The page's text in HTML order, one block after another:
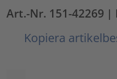
Art.-Nr. 151-42269 |
Kopiera